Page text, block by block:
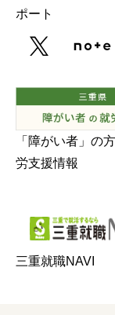
ポート
「障がい者」の
労支援情報
三重就職NAVI